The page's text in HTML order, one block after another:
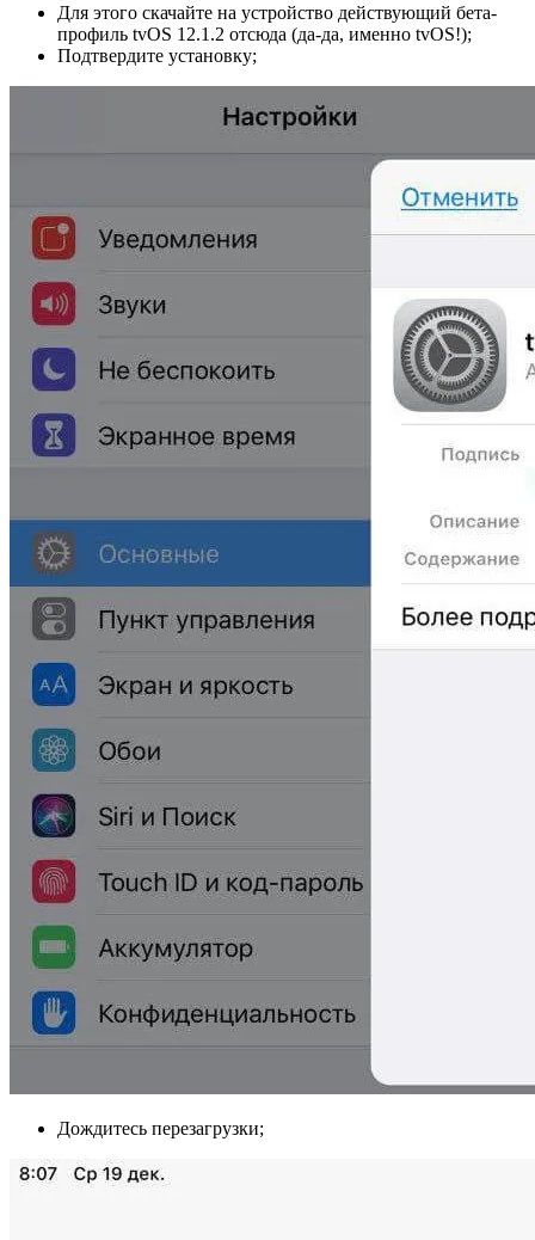
Для этого скачайте на устройство действующий бета-
профиль tvOS 12.1.2 отсюда (да-да, именно tvOS!);
Подтвердите установку;
Дождитесь перезагрузки;